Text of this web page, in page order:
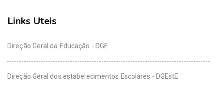
Links Uteis
Direção Geral da Educação - DGE
Direção Geral dos estabelecimentos Escolares - DGEstE